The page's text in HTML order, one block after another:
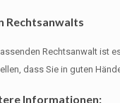
Rechtsanwalts
Rechtsanwalt ist
dass Sie in guten
Informationen: